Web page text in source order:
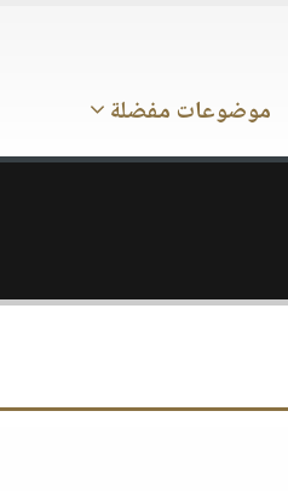
موضوعات مفضلة